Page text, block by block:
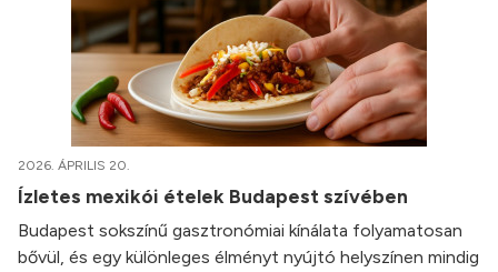
2026. ÁPRILIS 20.
Ízletes mexikói ételek Budapest szívében
Budapest sokszínű gasztronómiai kínálata folyamatosan
bővül, és egy különleges élményt nyújtó helyszínen mindig